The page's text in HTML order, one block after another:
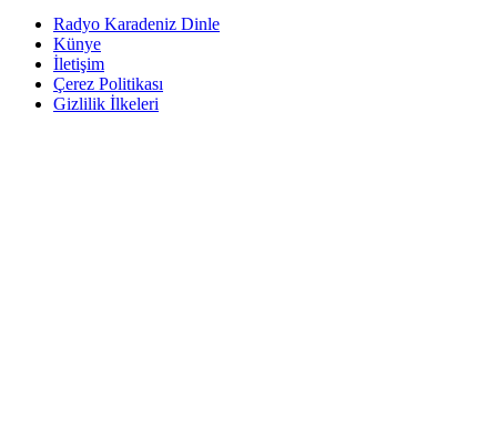
Radyo Karadeniz Dinle
Künye
İletişim
Çerez Politikası
Gizlilik İlkeleri